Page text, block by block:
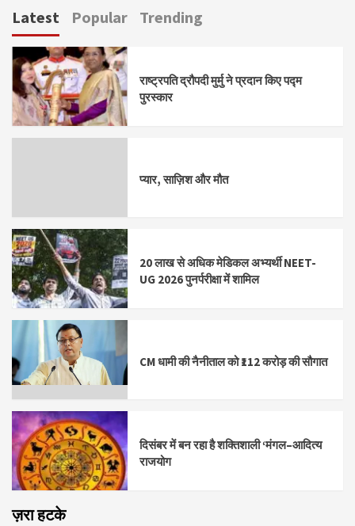
Latest Popular Trending
राष्ट्रपति द्रौपदी मुर्मु ने प्रदान किए पद्म
पुरस्कार
प्यार, साज़िश और मौत
20 लाख से अधिक मेडिकल अभ्यर्थी NEET-
UG 2026 पुनर्परीक्षा में शामिल
CM धामी की नैनीताल को ₹112 करोड़ की सौगात
दिसंबर में बन रहा है शक्तिशाली ‘मंगल–आदित्य
राजयोग
ज़रा हटके